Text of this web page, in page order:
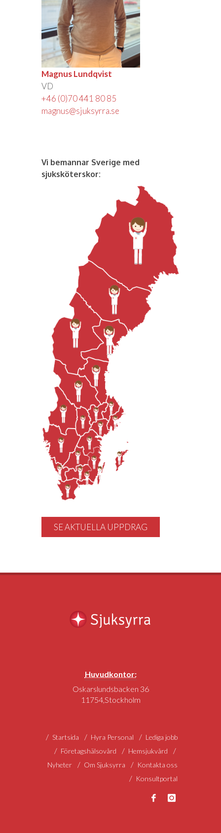
Magnus Lundqvist
VD
+46 (0)70 441 80 85
magnus@sjuksyrra.se
Vi bemannar Sverige med
sjuksköterskor:
SE AKTUELLA UPPDRAG
Huvudkontor:
Oskarslundsbacken 36
11754,Stockholm
Startsida Hyra Personal
Lediga jobb
Företagshälsovård
Hemsjukvård
Nyheter
Om Sjuksyrra
Kontakta oss
Konsultportal